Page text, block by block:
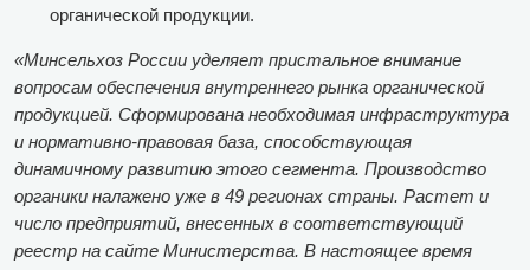
органической продукции.
«Минсельхоз России уделяет пристальное внимание
вопросам обеспечения внутреннего рынка органической
продукцией. Сформирована необходимая инфраструктура
и нормативно-правовая база, способствующая
динамичному развитию этого сегмента. Производство
органики налажено уже в 49 регионах страны. Растет и
число предприятий, внесенных в соответствующий
реестр на сайте Министерства. В настоящее время